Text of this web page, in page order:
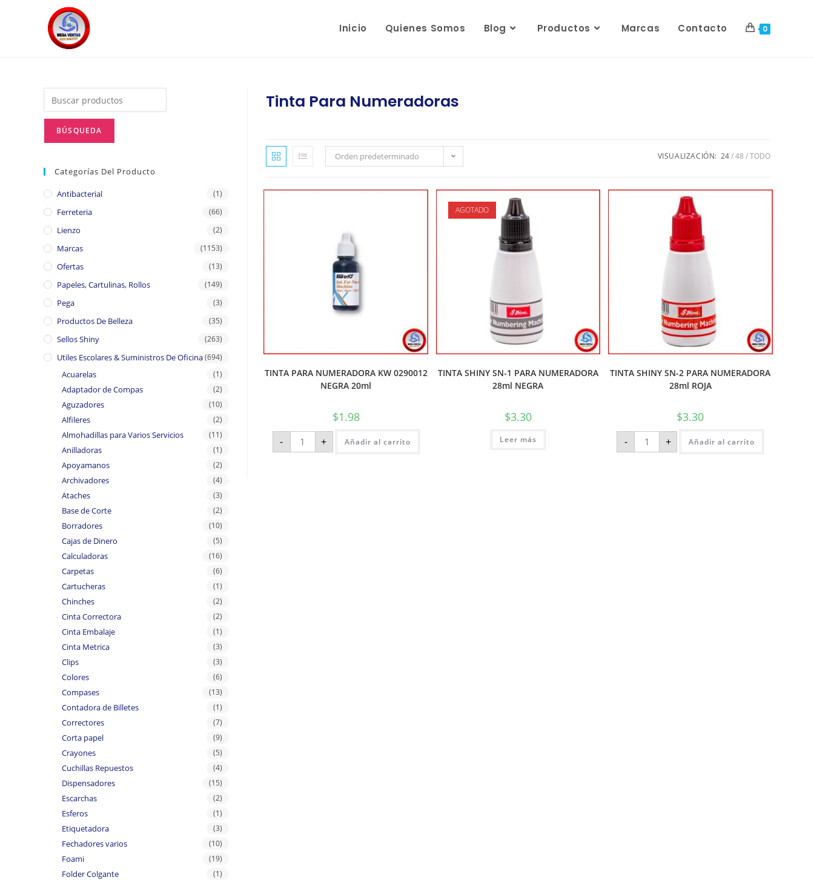
Inicio Quienes Somos Blog Productos Marcas Contacto 0
Tinta Para Numeradoras
Orden predeterminado VISUALIZACIÓN: 24 48 TODO
TINTA PARA NUMERADORA KW 0290012
NEGRA 20ml
$1.98
- + Añadir al carrito
AGOTADO
TINTA SHINY SN-1 PARA NUMERADORA
28ml NEGRA
$3.30
Leer más
TINTA SHINY SN-2 PARA NUMERADORA
28ml ROJA
$3.30
- + Añadir al carrito
Categorías Del Producto
Antibacterial (1)
Ferreteria (66)
Lienzo (2)
Marcas (1153)
Ofertas (13)
Papeles, Cartulinas, Rollos (149)
Pega (3)
Productos De Belleza (35)
Sellos Shiny (263)
Utiles Escolares & Suministros De Oficina(694)
Acuarelas (1)
Adaptador de Compas (2)
Aguzadores (10)
Alfileres (2)
Almohadillas para Varios Servicios (11)
Anilladoras (1)
Apoyamanos (2)
Archivadores (4)
Ataches (3)
Base de Corte (2)
Borradores (10)
Cajas de Dinero (5)
Calculadoras (16)
Carpetas (6)
Cartucheras (1)
Chinches (2)
Cinta Correctora (2)
Cinta Embalaje (1)
Cinta Metrica (3)
Clips (3)
Colores (6)
Compases (13)
Contadora de Billetes (1)
Correctores (7)
Corta papel (9)
Crayones (5)
Cuchillas Repuestos (4)
Dispensadores (15)
Escarchas (2)
Esferos (1)
Etiquetadora (3)
Fechadores varios (10)
Foami (19)
Folder Colgante (1)